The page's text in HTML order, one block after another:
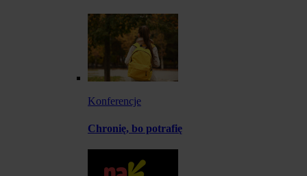
Konferencje
Chronię, bo potrafię